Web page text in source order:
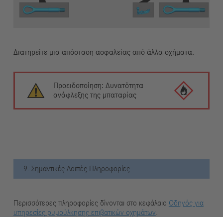
Διατηρείτε μια απόσταση ασφαλείας από άλλα οχήματα.
Προειδοποίηση: Δυνατότητα
ανάφλεξης της μπαταρίας
9. Σημαντικές Λοιπές Πληροφορίες
Περισσότερες πληροφορίες δίνονται στο κεφάλαιο Οδηγός για
υπηρεσίες ρυμούλκησης επιβατικών οχημάτων.